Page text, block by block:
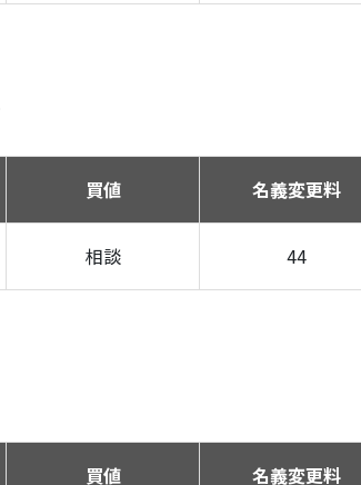
買値 名義変更料
相談 44
買値 名義変更料